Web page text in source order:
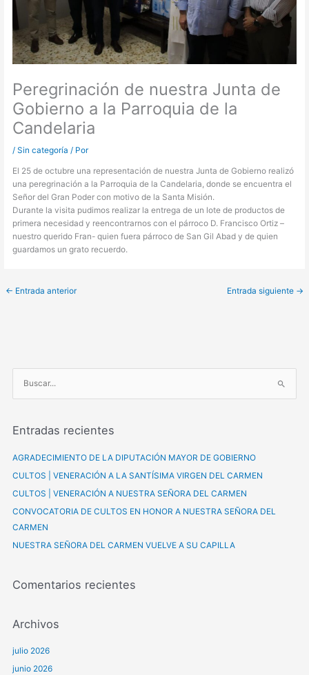
Peregrinación de nuestra Junta de
Gobierno a la Parroquia de la
Candelaria
/Sin categoría / Por
El 25 de octubre una representación de nuestra Junta de Gobierno realizó
una peregrinación a la Parroquia de la Candelaria, donde se encuentra el
Señor del Gran Poder con motivo de la Santa Misión.
Durante la visita pudimos realizar la entrega de un lote de productos de
primera necesidad y reencontrarnos con el párroco D. Francisco Ortiz –
nuestro querido Fran- quien fuera párroco de San Gil Abad y de quien
guardamos un grato recuerdo.
← Entrada anterior Entrada siguiente →
u
c
p
o
r
:
Entradas recientes
AGRADECIMIENTO DE LA DIPUTACIÓN MAYOR DE GOBIERNO
CULTOS | VENERACIÓN A LA SANTÍSIMA VIRGEN DEL CARMEN
CULTOS | VENERACIÓN A NUESTRA SEÑORA DEL CARMEN
CONVOCATORIA DE CULTOS EN HONOR A NUESTRA SEÑORA DEL
CARMEN
NUESTRA SEÑORA DEL CARMEN VUELVE A SU CAPILLA
Comentarios recientes
Archivos
julio 2026
junio 2026